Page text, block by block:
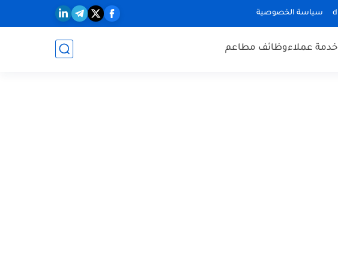
سياسة الخصوصية
خدمة عملاءوظائف مطاعم